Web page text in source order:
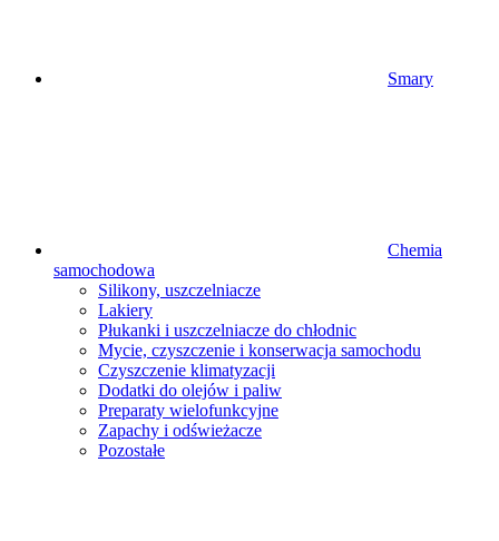
Smary
Chemia
samochodowa
Silikony, uszczelniacze
Lakiery
Płukanki i uszczelniacze do chłodnic
Mycie, czyszczenie i konserwacja samochodu
Czyszczenie klimatyzacji
Dodatki do olejów i paliw
Preparaty wielofunkcyjne
Zapachy i odświeżacze
Pozostałe